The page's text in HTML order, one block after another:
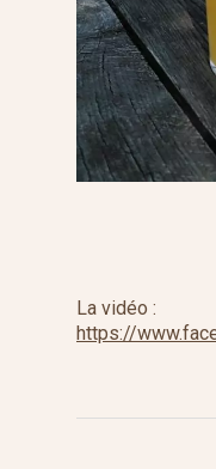
La vidéo :
https://